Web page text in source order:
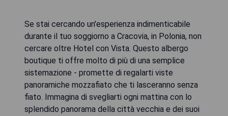
Se stai cercando un'esperienza indimenticabile
durante il tuo soggiorno a Cracovia, in Polonia, non
cercare oltre Hotel con Vista. Questo albergo
boutique ti offre molto di più di una semplice
sistemazione - promette di regalarti viste
panoramiche mozzafiato che ti lasceranno senza
fiato. Immagina di svegliarti ogni mattina con lo
splendido panorama della città vecchia e dei suoi